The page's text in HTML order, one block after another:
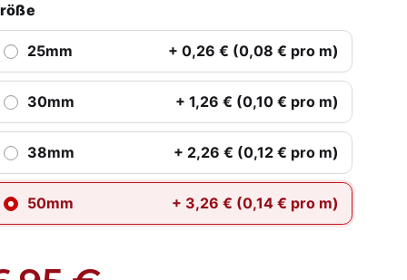
25mm + 0,26 € (0,08 € pro m)
30mm + 1,26 € (0,10 € pro m)
38mm + 2,26 € (0,12 € pro m)
50mm + 3,26 € (0,14 € pro m)